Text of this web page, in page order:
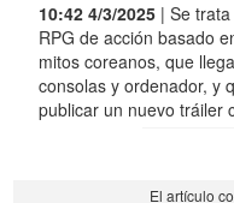
10:42 4/3/2025 | Se
RPG de acción basado
mitos coreanos, que
consolas y ordenador, y
publicar un nuevo tráiler